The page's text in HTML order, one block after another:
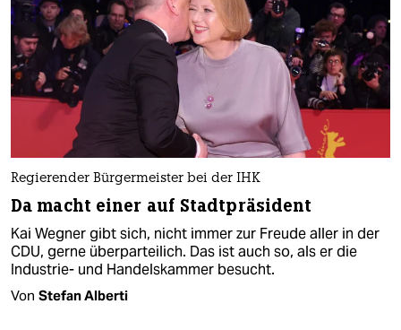
Regierender Bürgermeister bei der IHK
Da macht einer auf Stadtpräsident
Kai Wegner gibt sich, nicht immer zur Freude aller in der
CDU, gerne überparteilich. Das ist auch so, als er die
Industrie- und Handelskammer besucht.
Von Stefan Alberti